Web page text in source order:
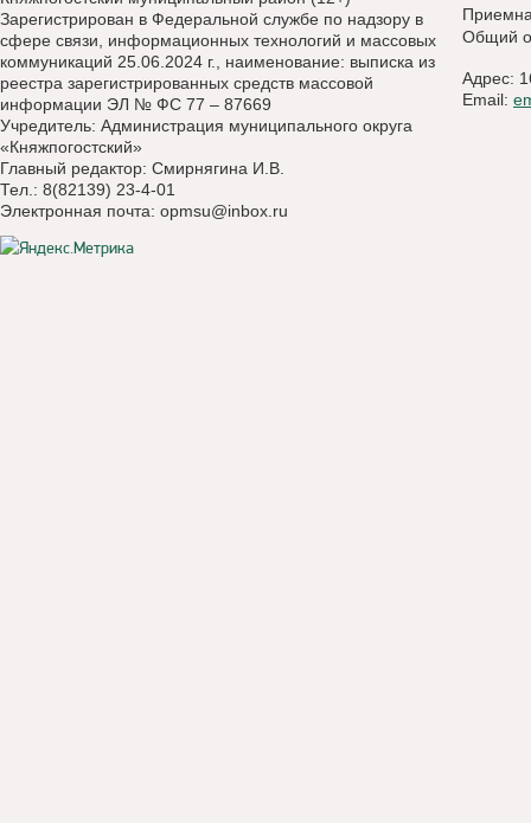
Зарегистрирован в Федеральной службе по надзору в
сфере связи, информационных технологий и массовых
коммуникаций 25.06.2024 г., наименование: выписка из
реестра зарегистрированных средств массовой
информации ЭЛ № ФС 77 – 87669
Учредитель: Администрация муниципального округа
«Княжпогостский»
Главный редактор: Смирнягина И.В.
Тел.: 8(82139) 23-4-01
Электронная почта: opmsu@inbox.ru
Общий
Адрес:
Email: